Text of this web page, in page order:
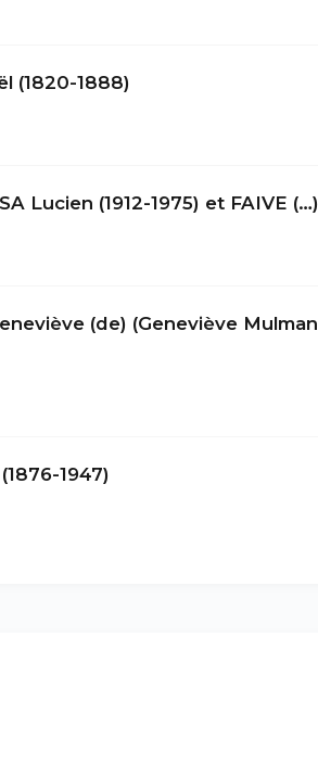
(1820-1888)
Lucien (1912-1975) et FAIVE (…)
(de) (Geneviève
1947)